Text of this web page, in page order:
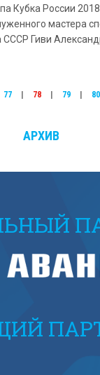
Кубка России
мастера
СССР Гиви
77 78 79 80
АРХИВ